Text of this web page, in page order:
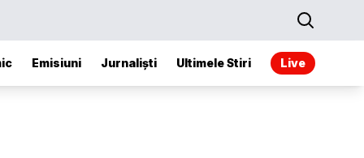
Emisiuni Jurnaliști Ultimele Stiri Live